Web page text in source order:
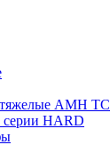
AMH TC
HARD